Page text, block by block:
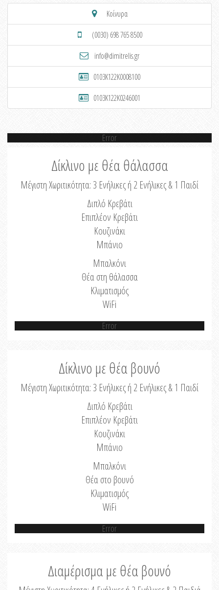
Κοίνυρα
(0030) 698 765 8500
info@dimitrelis.gr
0103K122K0008100
0103K122K0246001
Error
Δίκλινο με θέα θάλασσα
Μέγιστη Χωριτικότητα: 3 Ενήλικες ή 2 Ενήλικες & 1 Παιδί
Διπλό Κρεβάτι
Επιπλέον Κρεβάτι
Κουζινάκι
Μπάνιο
Μπαλκόνι
Θέα στη θάλασσα
Κλιματισμός
WiFi
Error
Δίκλινο με θέα βουνό
Μέγιστη Χωριτικότητα: 3 Ενήλικες ή 2 Ενήλικες & 1 Παιδί
Διπλό Κρεβάτι
Επιπλέον Κρεβάτι
Κουζινάκι
Μπάνιο
Μπαλκόνι
Θέα στο βουνό
Κλιματισμός
WiFi
Error
Διαμέρισμα με θέα βουνό